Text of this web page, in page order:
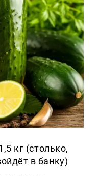
кг (столько,
в банку)